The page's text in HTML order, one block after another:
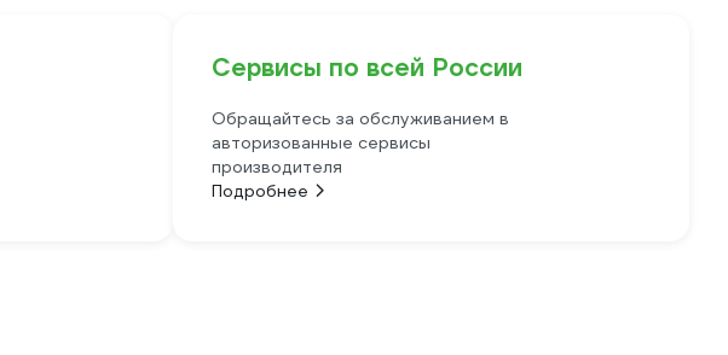
Сервисы по всей России
Обращайтесь за обслуживанием в
авторизованные сервисы
производителя
Подробнее